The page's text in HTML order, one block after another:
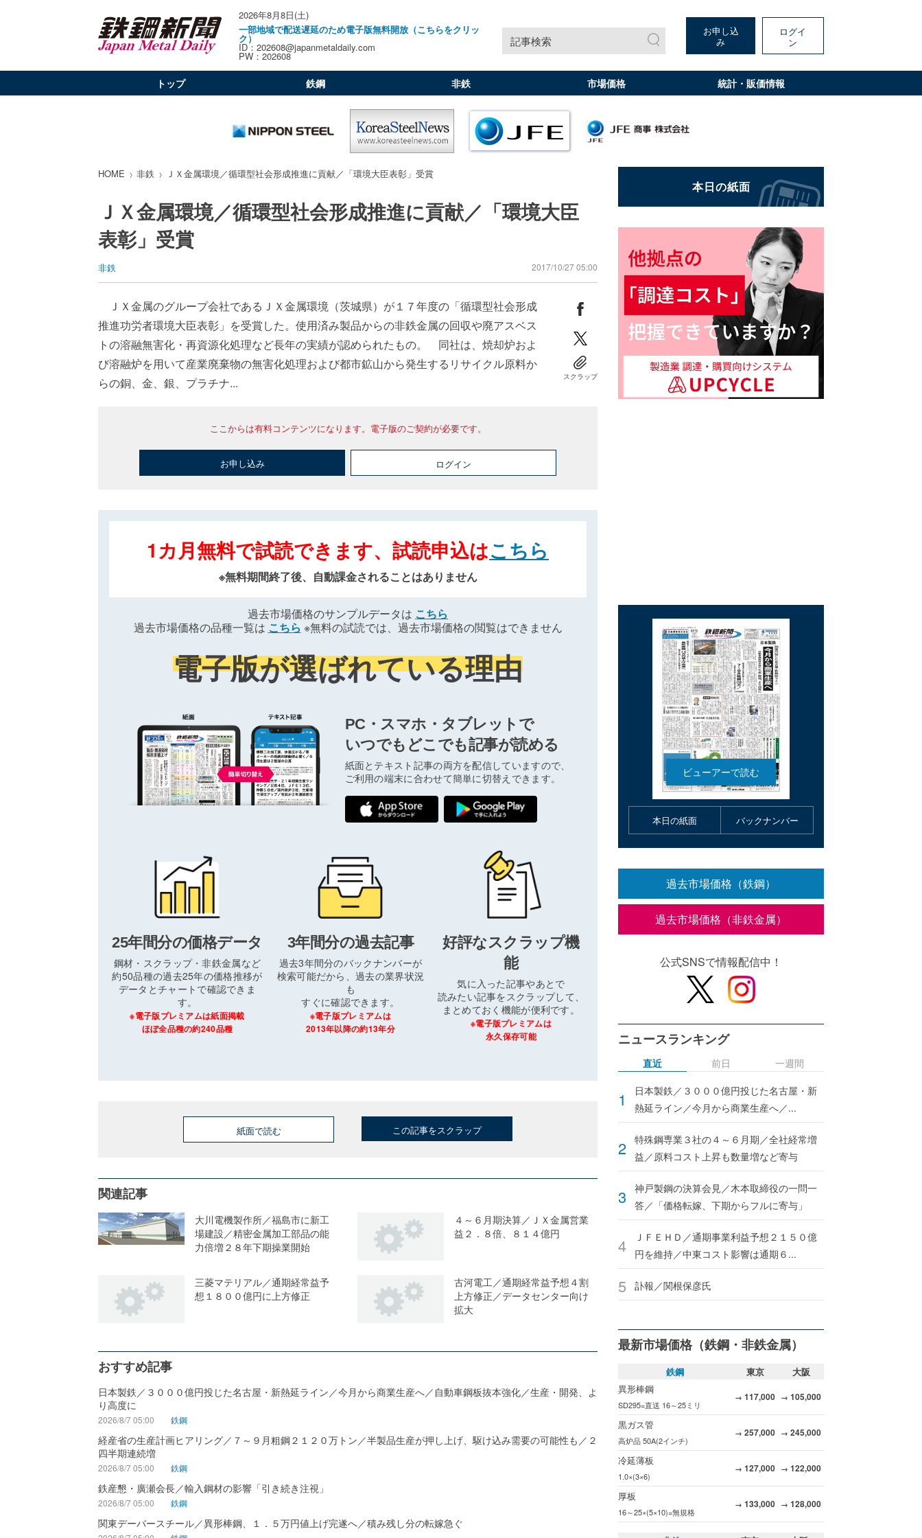
2026年8月8日(土)
一部地域で配送遅延のため電子版無料開放（こちらをクリッ
ク）
ID：202608@japanmetaldaily.com
PW：202608
記事検索
お申し込
み
ログイ
ン
トップ 鉄鋼 非鉄 市場価格 統計・販価情報
HOME 非鉄 ＪＸ金属環境／循環型社会形成推進に貢献／「環境大臣表彰」受賞
ＪＸ金属環境／循環型社会形成推進に貢献／「環境大臣
表彰」受賞
非鉄 2017/10/27 05:00
ＪＸ金属のグループ会社であるＪＸ金属環境（茨城県）が１７年度の「循環型社会形成
推進功労者環境大臣表彰」を受賞した。使用済み製品からの非鉄金属の回収や廃アスベス
トの溶融無害化・再資源化処理など長年の実績が認められたもの。 同社は、焼却炉およ
び溶融炉を用いて産業廃棄物の無害化処理および都市鉱山から発生するリサイクル原料か
らの銅、金、銀、プラチナ...
スクラップ
ここからは有料コンテンツになります。電子版のご契約が必要です。
お申し込み ログイン
1カ月無料で試読できます、試読申込はこちら
※無料期間終了後、自動課金されることはありません
過去市場価格のサンプルデータは こちら
過去市場価格の品種一覧は こちら ※無料の試読では、過去市場価格の閲覧はできません
電子版が選ばれている理由
PC・スマホ・タブレットで
いつでもどこでも記事が読める
紙面とテキスト記事の両方を配信していますので、
ご利用の端末に合わせて簡単に切替えできます。
25年間分の価格データ
鋼材・スクラップ・非鉄金属など
約50品種の過去25年の価格推移が
データとチャートで確認できま
す。
※電子版プレミアムは紙面掲載
ほぼ全品種の約240品種
3年間分の過去記事
過去3年間分のバックナンバーが
検索可能だから、過去の業界状況
も
すぐに確認できます。
※電子版プレミアムは
2013年以降の約13年分
好評なスクラップ機
能
気に入った記事やあとで
読みたい記事をスクラップして、
まとめておく機能が便利です。
※電子版プレミアムは
永久保存可能
紙面で読む この記事をスクラップ
関連記事
大川電機製作所／福島市に新工
場建設／精密金属加工部品の能
力倍増２８年下期操業開始
４～６月期決算／ＪＸ金属営業
益２．８倍、８１４億円
三菱マテリアル／通期経常益予
想１８００億円に上方修正
古河電工／通期経常益予想４割
上方修正／データセンター向け
拡大
おすすめ記事
日本製鉄／３０００億円投じた名古屋・新熱延ライン／今月から商業生産へ／自動車鋼板抜本強化／生産・開発、よ
り高度に
2026/8/7 05:00 鉄鋼
経産省の生産計画ヒアリング／７～９月粗鋼２１２０万トン／半製品生産が押し上げ、駆け込み需要の可能性も／２
四半期連続増
2026/8/7 05:00 鉄鋼
鉄産懇・廣瀬会長／輸入鋼材の影響「引き続き注視」
2026/8/7 05:00 鉄鋼
関東デーバースチール／異形棒鋼、１．５万円値上げ完遂へ／積み残し分の転嫁急ぐ
本日の紙面 バックナンバー
過去市場価格（鉄鋼）
過去市場価格（非鉄金属）
公式SNSで情報配信中！
ニュースランキング
直近
日本製鉄／３０００億円投じた名古屋・新
熱延ライン／今月から商業生産へ／...
特殊鋼専業３社の４～６月期／全社経常増
益／原料コスト上昇も数量増など寄与
神戸製鋼の決算会見／木本取締役の一問一
答／「価格転嫁、下期からフルに寄与」
ＪＦＥＨＤ／通期事業利益予想２１５０億
円を維持／中東コスト影響は通期６...
訃報／関根保彦氏
前日 一週間
最新市場価格（鉄鋼・非鉄金属）
鉄鋼 東京
大阪
異形棒鋼
SD295=直送 16～25ミリ
→ 117,000 → 105,000
黒ガス管
高炉品 50A(2インチ)
→ 257,000 → 245,000
冷延薄板
1.0×(3×6)
→ 127,000 → 122,000
厚板
16～25×(5×10)=無規格
→ 133,000 → 128,000